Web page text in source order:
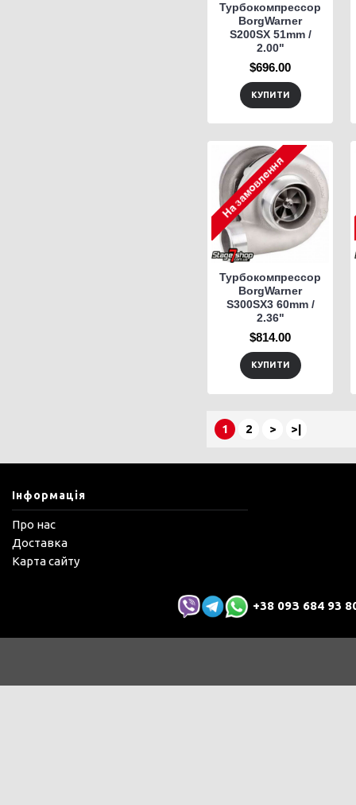
Турбокомпрессор
BorgWarner
S200SX 51mm /
2.00"
$696.00
КУПИТИ
Турбокомпрессор
BorgWarner
S300SX3 60mm /
2.36"
$814.00
КУПИТИ
1 2 > >|
Інформація
Про нас
Доставка
Карта сайту
+38 09З 684 93